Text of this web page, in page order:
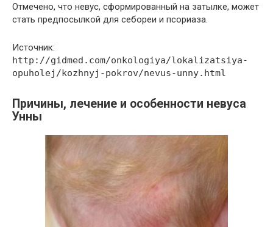
Отмечено, что невус, сформированный на затылке, может
стать предпосылкой для себореи и псориаза.
Источник:
http://gidmed.com/onkologiya/lokalizatsiya-
opuholej/kozhnyj-pokrov/nevus-unny.html
Причины, лечение и особенности невуса
Унны